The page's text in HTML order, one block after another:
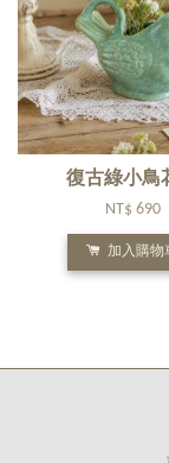
復古綠小鳥
NT$ 690
加入購物